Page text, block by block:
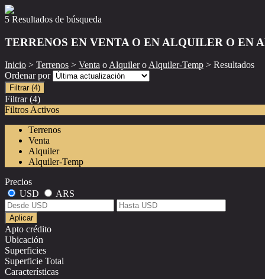
5 Resultados de búsqueda
TERRENOS EN VENTA O EN ALQUILER O EN
Inicio > Terrenos > Venta oAlquileroAlquiler-Temp > Resultados
Ordenar por
Filtrar (4)
Filtrar (4)
Filtros Activos
Terrenos
Venta
Alquiler
Alquiler-Temp
Precios
USD
ARS
Aplicar
Apto crédito
Ubicación
Superficies
Superficie Total
Características